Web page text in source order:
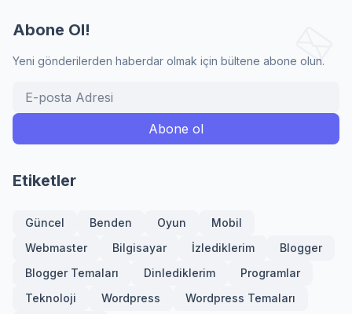
Abone Ol!
Yeni gönderilerden haberdar olmak için bültene abone olun.
Etiketler
Güncel Benden Oyun
Mobil
Webmaster
Bilgisayar İzlediklerim
Blogger
Blogger Temaları
Dinlediklerim
Programlar
Teknoloji
Wordpress Wordpress Temaları